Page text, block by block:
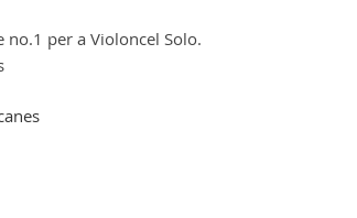
no.1 per a Violoncel Solo.